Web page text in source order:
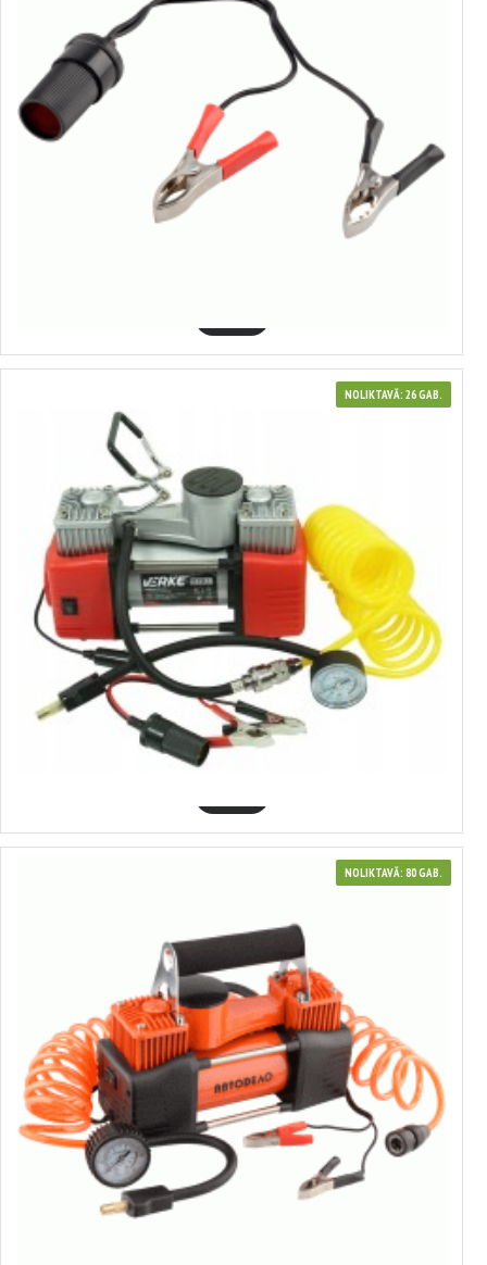
Adapteris ar klipšiem akumulatora spailēm
NOLIKTAVĀ: 26 GAB.
Autokompresors , 12V VERKE
36.08€
NOLIKTAVĀ: 80 GAB.
Dvīņu virzuļu gaisa kompresors